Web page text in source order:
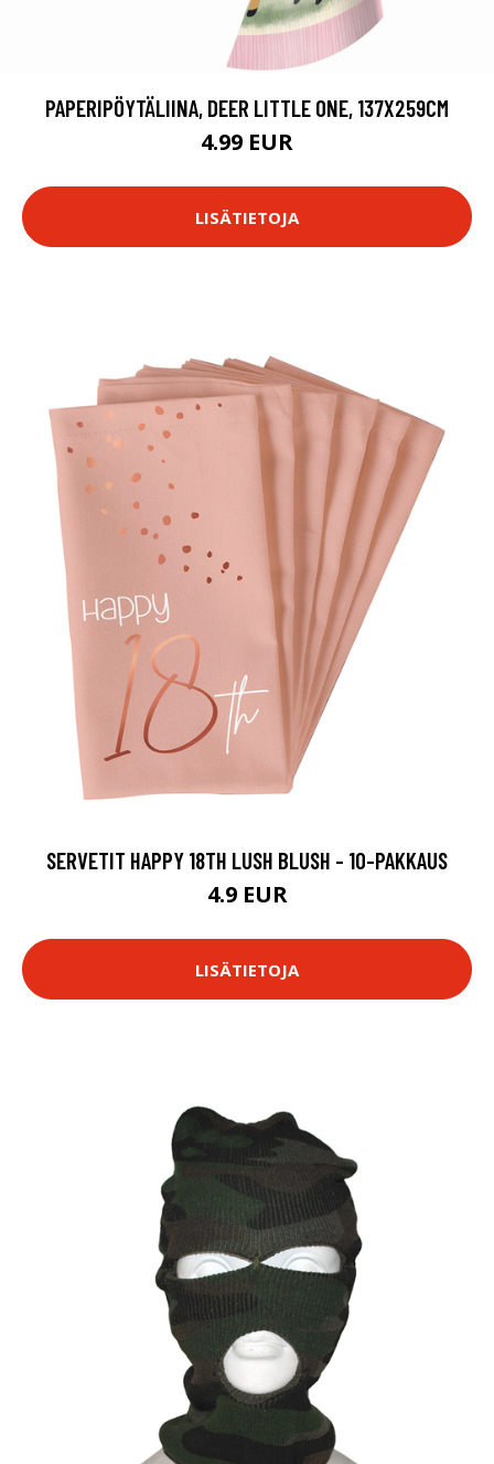
PAPERIPÖYTÄLIINA, DEER LITTLE ONE, 137X259CM
4.99 EUR
LISÄTIETOJA
SERVETIT HAPPY 18TH LUSH BLUSH - 10-PAKKAUS
4.9 EUR
LISÄTIETOJA